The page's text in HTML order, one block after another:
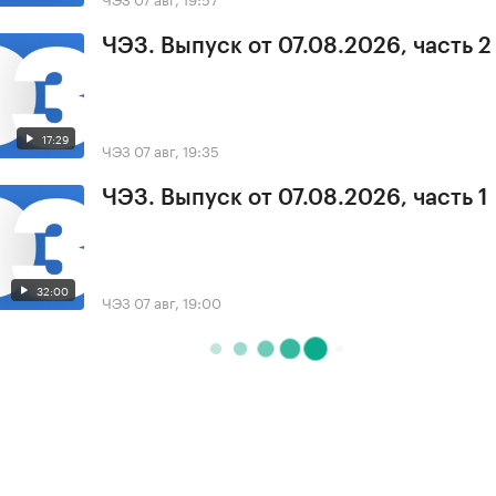
17:29
ЧЭЗ. Выпуск от 07.08.2026, часть 2
ЧЭЗ 07 авг, 19:35
32:00
ЧЭЗ. Выпуск от 07.08.2026, часть 1
ЧЭЗ 07 авг, 19:00